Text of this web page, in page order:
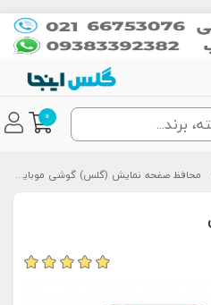
0
محافظ صفحه نمایش (گلس) گوشی موبایل